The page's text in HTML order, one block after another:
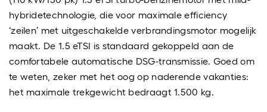
hybridetechnologie, die voor maximale efficiency
‘zeilen’ met uitgeschakelde verbrandingsmotor mogelijk
maakt. De 1.5 eTSI is standaard gekoppeld aan de
comfortabele automatische DSG-transmissie. Goed om
te weten, zeker met het oog op naderende vakanties:
het maximale trekgewicht bedraagt 1.500 kg.